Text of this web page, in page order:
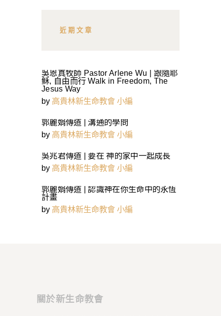
近期文章
吳恩真牧師 Pastor Arlene Wu | 跟隨耶
稣, 自由而行 Walk in Freedom, The
Jesus Way
by 高貴林新生命教會 小編
郭麗娟傳道 | 溝通的學問
by 高貴林新生命教會 小編
吳兆君傳道 | 要在 神的家中一起成長
by 高貴林新生命教會 小編
郭麗娟傳道 | 認識神在你生命中的永恆
計畫
by 高貴林新生命教會 小編
關於新生命教會